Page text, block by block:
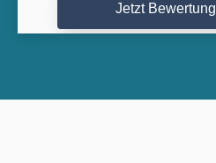
Jetzt